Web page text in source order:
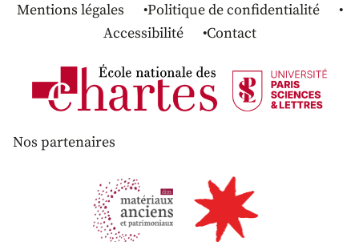
Mentions légales
Politique de confidentialité
Accessibilité
Contact
Nos partenaires